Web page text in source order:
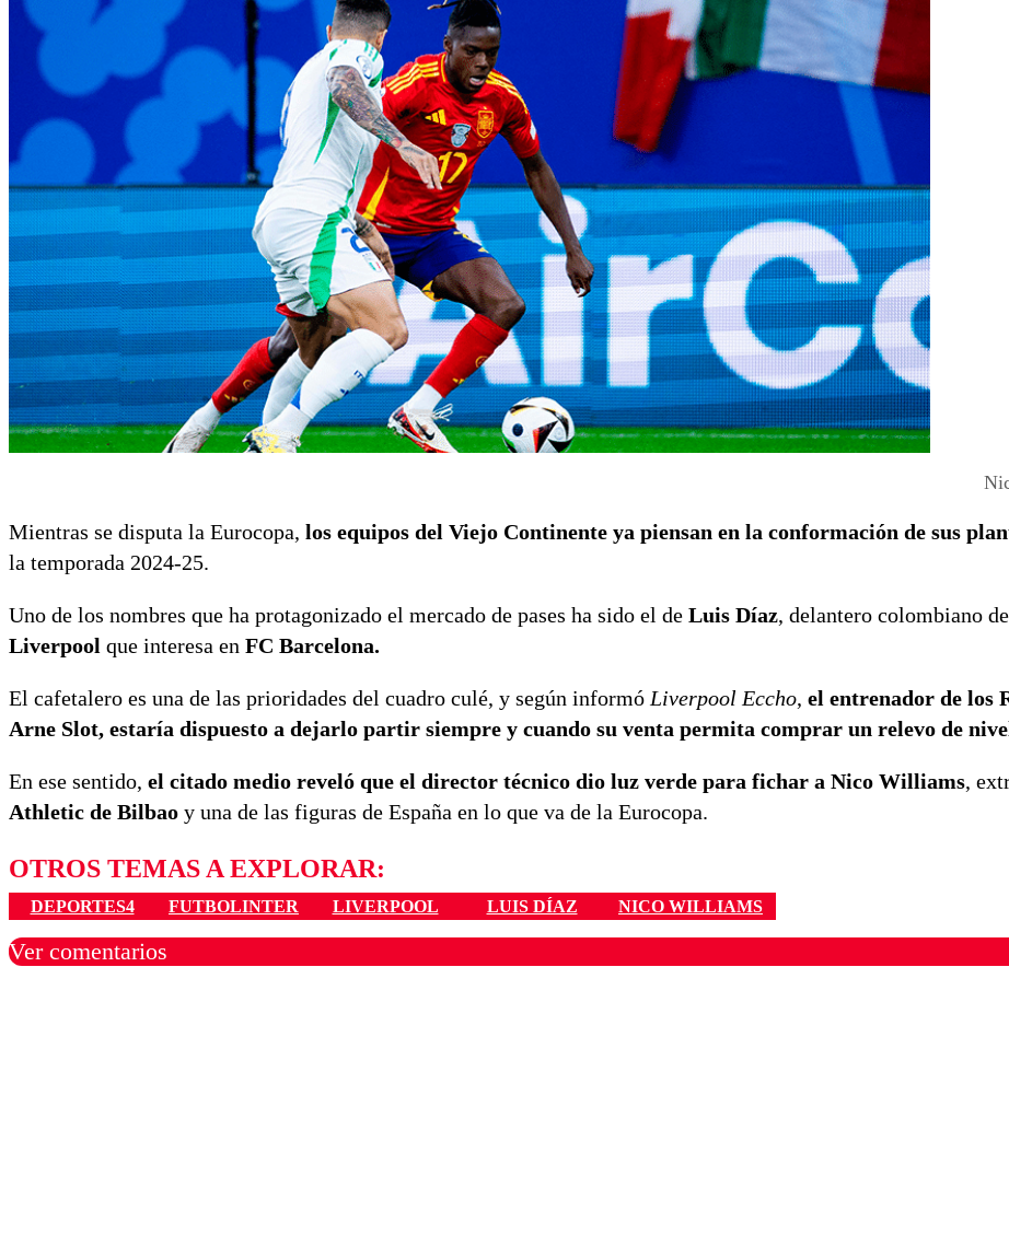
Mientras se disputa la Eurocopa, los equipos del Viejo Continente ya piensan en la conformación de sus
la temporada 2024-25.
Uno de los nombres que ha protagonizado el mercado de pases ha sido el de Luis Díaz, delantero colombiano de
Liverpool que interesa en FC Barcelona.
El cafetalero es una de las prioridades del cuadro culé, y según informóLiverpool Eccho, el entrenador de los
Arne Slot, estaría dispuesto a dejarlo partir siempre y cuando su venta permita comprar un relevo de
En ese sentido, el citado medio reveló que el director técnico dio luz verde para fichar a Nico Williams,
Athletic de Bilbao y una de las figuras de España en lo que va de la Eurocopa.
OTROS TEMAS A EXPLORAR:
DEPORTES4 FUTBOLINTER LIVERPOOL LUIS DÍAZ NICO WILLIAMS
Ver comentarios